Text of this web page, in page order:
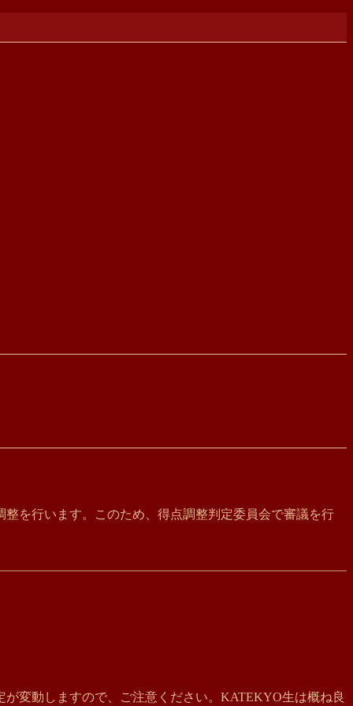
を行います。このため、得点調整判定委員会で審議を行
変動しますので、ご注意ください。KATEKYO生は概ね良